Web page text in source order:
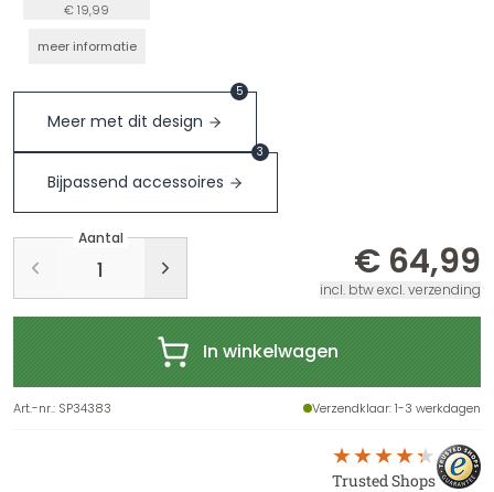
€ 19,99
meer informatie
Meer met dit design
5
Bijpassend accessoires
3
Aantal
€ 64,99
incl. btw excl. verzending
In winkelwagen
Art.-nr.: SP34383 Verzendklaar: 1-3 werkdagen
Trusted Shops